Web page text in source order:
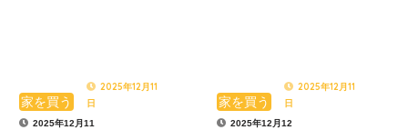
家を買う
2025年12月11
日
2025年12月11
家を買う
2025年12月11
日
2025年12月12